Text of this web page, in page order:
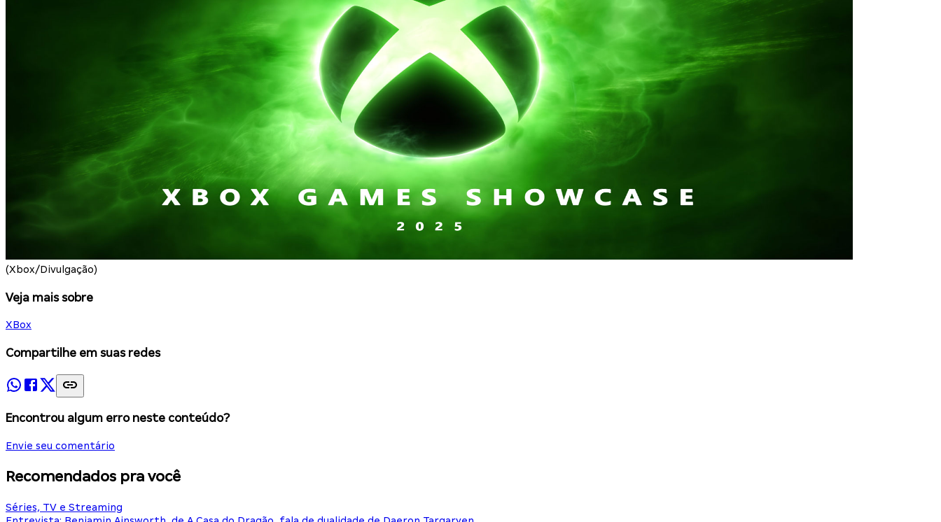
(Xbox/Divulgação)
Veja mais sobre
XBox
Compartilhe em suas redes
Encontrou algum erro neste conteúdo?
Envie seu comentário
Recomendados pra você
Séries, TV e Streaming